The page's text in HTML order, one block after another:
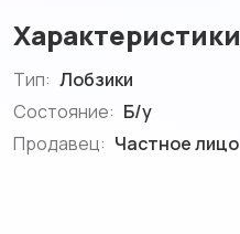
Характеристики
Тип: Лобзики
Состояние: Б/у
Продавец: Частное лицо